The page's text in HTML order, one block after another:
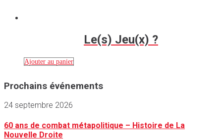
Le(s) Jeu(x) ?
Ajouter au panier
Prochains événements
24 septembre 2026
60 ans de combat métapolitique – Histoire de La
Nouvelle Droite